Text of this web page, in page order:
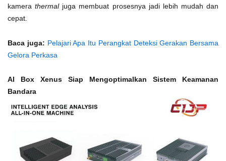
kamerathermaljuga membuat prosesnya jadi lebih mudah dan
cepat.
Baca juga: Pelajari Apa Itu Perangkat Deteksi Gerakan Bersama
Gelora Perkasa
AI Box Xenus Siap Mengoptimalkan Sistem Keamanan
Bandara